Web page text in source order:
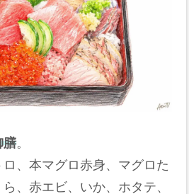
膳。
、本マグロ赤身、マグロた
、赤エビ、いか、ホタテ、